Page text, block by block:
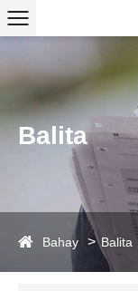
Balita
Bahay Balita